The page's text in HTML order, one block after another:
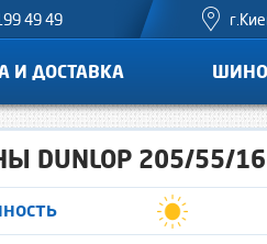
49 49
И ДОСТАВКА
DUNLOP 205/55/16